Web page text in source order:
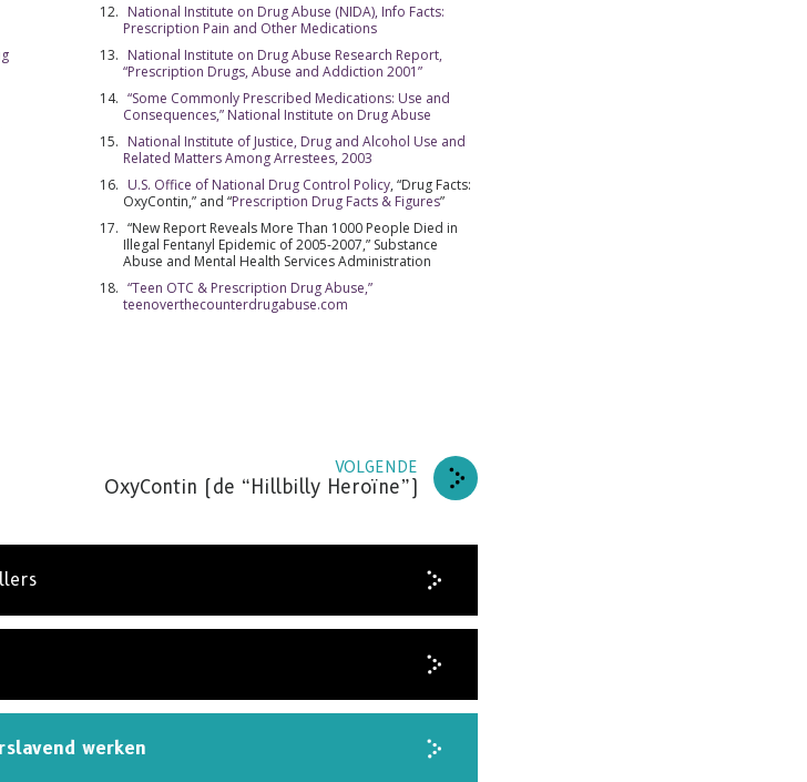
National Institute on Drug Abuse (NIDA), Info Facts:
Prescription Pain and Other Medications
National Institute on Drug Abuse Research Report,
“Prescription Drugs, Abuse and Addiction 2001”
“Some Commonly Prescribed Medications: Use and
Consequences,” National Institute on Drug Abuse
National Institute of Justice, Drug and Alcohol Use and
Related Matters Among Arrestees, 2003
U.S. Office of National Drug Control Policy, “Drug Facts:
OxyContin,” and “Prescription Drug Facts & Figures”
“New Report Reveals More Than 1000 People Died in
Illegal Fentanyl Epidemic of 2005-2007,” Substance
Abuse and Mental Health Services Administration
“Teen OTC & Prescription Drug Abuse,”
teenoverthecounterdrugabuse.com
VOLGENDE
OxyContin (de “Hillbilly Heroïne”)
werken
EN MANIEREN OM TE HELPEN
Drugs Nieuwsen krijgt het laatste
ABONNEREN